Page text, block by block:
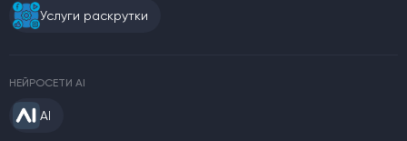
Услуги раскрутки
НЕЙРОСЕТИ AI
AI